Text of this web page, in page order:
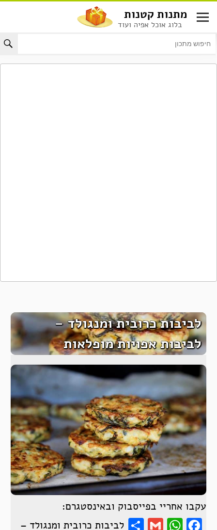
לתוכן
מתנות קטנות
בלוג אוכל אפיה ועוד
לביבות כרובית ומנגולד –
לביבות אפויות מופלאות
עקבו אחריי בפייסבוק ובאינסטגרם:
Facebook
WhatsApp
Gmail
Share
לביבות כרובית ומנגולד –